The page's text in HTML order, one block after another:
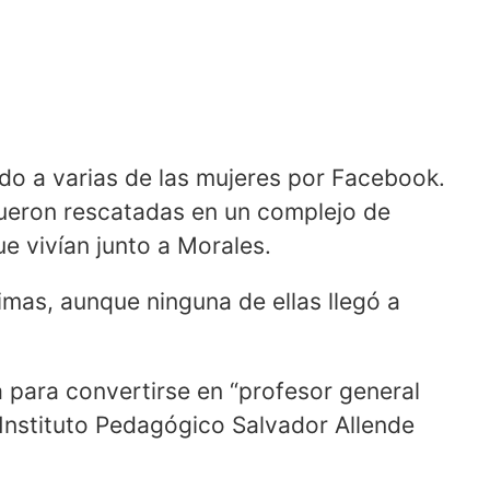
a varias de las mujeres por Facebook.
rescatadas en un complejo de
vivían junto a Morales.
aunque ninguna de ellas llegó a
convertirse en “profesor general
Pedagógico Salvador Allende